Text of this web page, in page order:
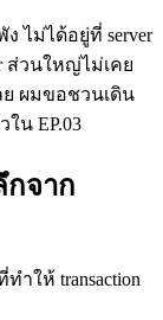
ไม่ได้อยู่ที่ server
ส่วนใหญ่ไม่เคย
ผมขอชวนเดิน
น EP.03
กจาก
ำให้ transaction